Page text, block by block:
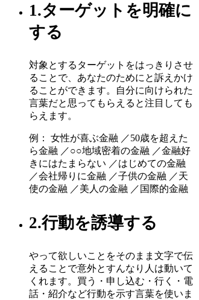
1.ターゲットを明確に
する
対象とするターゲットをはっきりさせ
ることで、あなたのためにと訴えかけ
ることができます。自分に向けられた
言葉だと思ってもらえると注目しても
らえます。
例： 女性が喜ぶ金融 ／50歳を超えた
ら金融 ／○○地域密着の金融 ／金融好
きにはたまらない ／はじめての金融
／会社帰りに金融 ／子供の金融 ／天
使の金融 ／美人の金融 ／国際的金融
2.行動を誘導する
やって欲しいことをそのまま文字で伝
えることで意外とすんなり人は動いて
くれます。買う・申し込む・行く・電
話・紹介など行動を示す言葉を使いま